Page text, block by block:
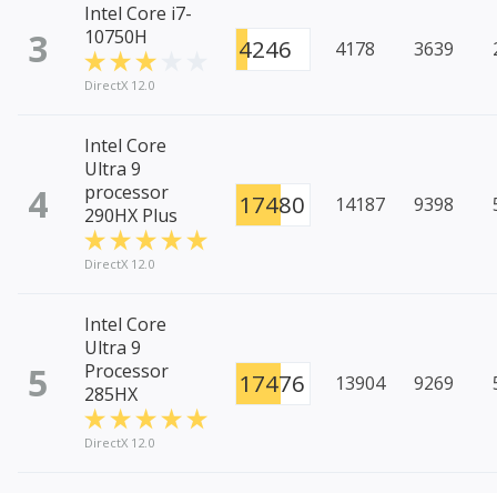
3
Intel Core i7-
10750H
DirectX 12.0
4246 4178 3639
4
Intel Core
Ultra 9
processor
290HX Plus
DirectX 12.0
17480 14187 9398
5
Intel Core
Ultra 9
Processor
285HX
DirectX 12.0
17476 13904 9269